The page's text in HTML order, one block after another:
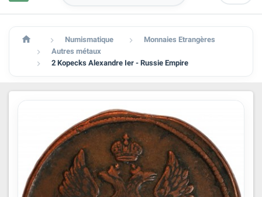
  Numismatique  Monnaies Etrangères
 Autres métaux
 2 Kopecks Alexandre Ier - Russie Empire